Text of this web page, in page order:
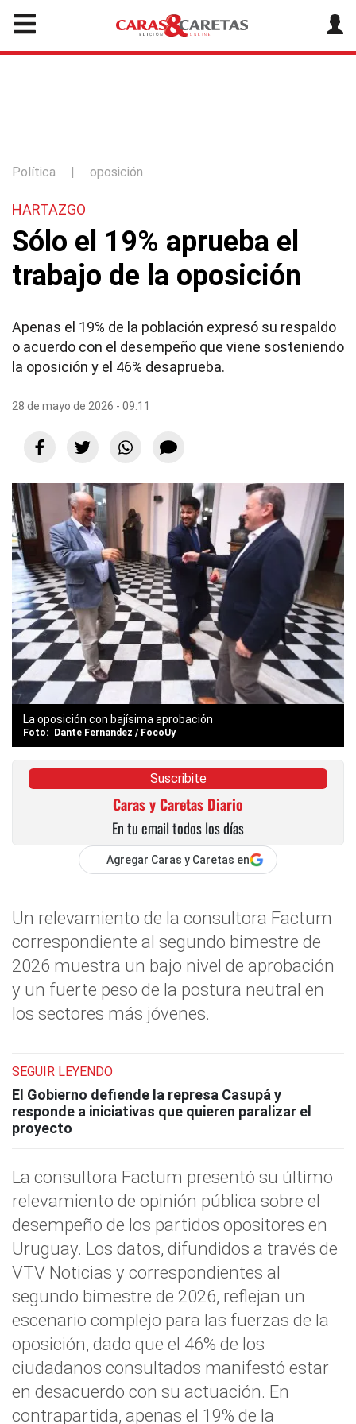
Política | oposición
HARTAZGO
Sólo el 19% aprueba el
trabajo de la oposición
Apenas el 19% de la población expresó su respaldo
o acuerdo con el desempeño que viene sosteniendo
la oposición y el 46% desaprueba.
28 de mayo de 2026 - 09:11
La oposición con bajísima aprobación
Dante Fernandez / FocoUy
Suscribite
Caras y Caretas Diario
En tu email todos los días
Agregar Caras y Caretas en
Un relevamiento de la consultora Factum
correspondiente al segundo bimestre de
2026 muestra un bajo nivel de aprobación
y un fuerte peso de la postura neutral en
los sectores más jóvenes.
SEGUIR LEYENDO
El Gobierno defiende la represa Casupá y
responde a iniciativas que quieren paralizar el
proyecto
La consultora Factum presentó su último
relevamiento de opinión pública sobre el
desempeño de los partidos opositores en
Uruguay. Los datos, difundidos a través de
VTV Noticias y correspondientes al
segundo bimestre de 2026, reflejan un
escenario complejo para las fuerzas de la
oposición, dado que el 46% de los
ciudadanos consultados manifestó estar
en desacuerdo con su actuación. En
contrapartida, apenas el 19% de la